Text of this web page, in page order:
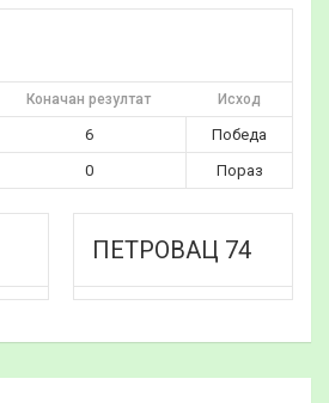
Коначан резултат Исход
6
Победа
0 Пораз
ПЕТРОВАЦ 74